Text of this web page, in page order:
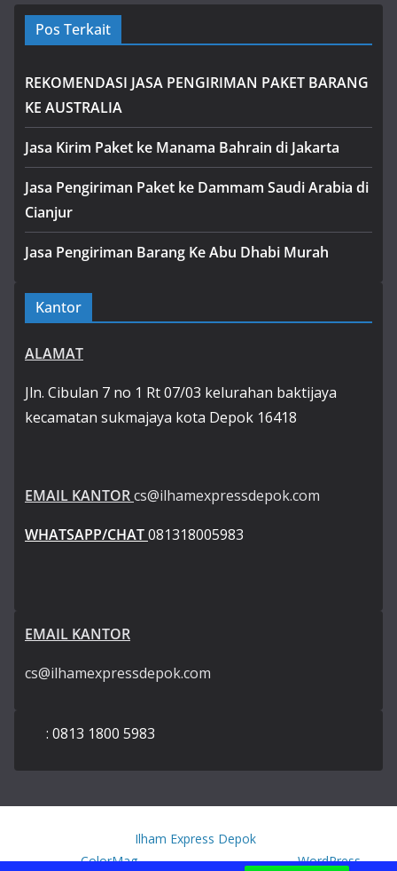
Pos Terkait
REKOMENDASI JASA PENGIRIMAN PAKET BARANG
KE AUSTRALIA
Jasa Kirim Paket ke Manama Bahrain di Jakarta
Jasa Pengiriman Paket ke Dammam Saudi Arabia di
Cianjur
Jasa Pengiriman Barang Ke Abu Dhabi Murah
Kantor
ALAMAT
Jln. Cibulan 7 no 1 Rt 07/03 kelurahan baktijaya
kecamatan sukmajaya kota Depok 16418
EMAIL KANTORcs@ilhamexpressdepok.com
WHATSAPP/CHAT081318005983
EMAIL KANTOR
cs@ilhamexpressdepok.com
: 0813 1800 5983
Ilham Express Depok
Theme:ColorMagby ThemeGrill. Powered byWordPress.